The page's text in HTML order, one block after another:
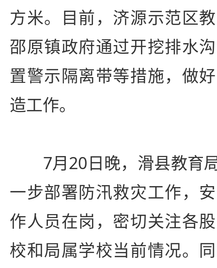
方米。目前，济源示范区
邵原镇政府通过开挖排水
置警示隔离带等措施，做
造工作。
7月20日晚，滑县教育
一步部署防汛救灾工作，
作人员在岗，密切关注各
校和局属学校当前情况。